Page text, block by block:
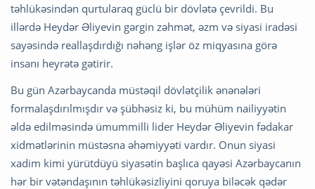
təhlükəsindən qurtularaq güclü bir dövlətə çevrildi. Bu
illərdə Heydər Əliyevin gərgin zəhmət, əzm və siyasi iradəsi
sayəsində reallaşdırdığı nəhəng işlər öz miqyasına görə
insanı heyrətə gətirir.
Bu gün Azərbaycanda müstəqil dövlətçilik ənənələri
formalaşdırılmışdır və şübhəsiz ki, bu mühüm nailiyyətin
əldə edilməsində ümummilli lider Heydər Əliyevin fədakar
xidmətlərinin müstəsna əhəmiyyəti vardır. Onun siyasi
xadim kimi yürütdüyü siyasətin başlıca qayəsi Azərbaycanın
hər bir vətəndaşının təhlükəsizliyini qoruya biləcək qədər